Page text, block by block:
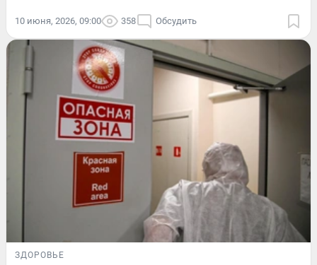
10 июня, 2026, 09:00 358 Обсудить
ЗДОРОВЬЕ